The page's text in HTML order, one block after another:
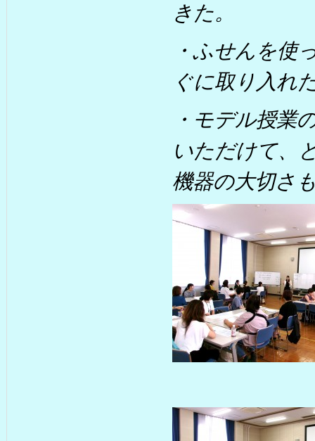
きた。
・ふせんを使
ぐに取り入れ
・モデル授業
いただけて、
機器の大切さ